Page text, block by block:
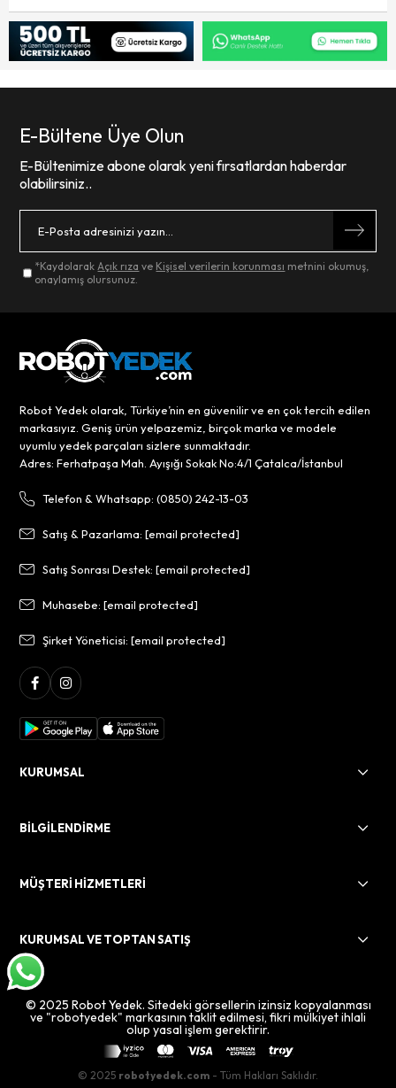
E-Bültene Üye Olun
E-Bültenimize abone olarak yeni fırsatlardan haberdar
olabilirsiniz..
*KaydolarakAçık rıza ve Kişisel verilerin korunması metnini okumuş,
onaylamış olursunuz.
Robot Yedek olarak, Türkiye’nin en güvenilir ve en çok tercih edilen
markasıyız. Geniş ürün yelpazemiz, birçok marka ve modele
uyumlu yedek parçaları sizlere sunmaktadır.
Adres: Ferhatpaşa Mah. Ayışığı Sokak No:4/1 Çatalca/İstanbul
Telefon & Whatsapp: (0850) 242-13-03
Satış & Pazarlama:[email protected]
Satış Sonrası Destek:[email protected]
Muhasebe:[email protected]
Şirket Yöneticisi:[email protected]
KURUMSAL
BİLGİLENDİRME
MÜŞTERİ HİZMETLERİ
KURUMSAL VE TOPTAN SATIŞ
© 2025 Robot Yedek. Sitedeki görsellerin izinsiz kopyalanması
ve "robotyedek" markasının taklit edilmesi, fikri mülkiyet ihlali
olup yasal işlem gerektirir.
© 2025 robotyedek.com - Tüm Hakları Saklıdır.